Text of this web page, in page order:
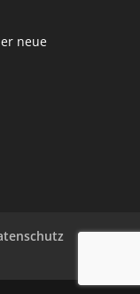
neue